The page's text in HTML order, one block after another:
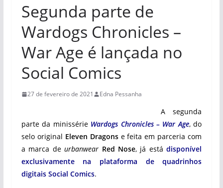
Segunda parte de
Wardogs Chronicles –
War Age é lançada no
Social Comics
27 de fevereiro de 2021 Edna Pessanha
A segunda
parte da minissérie Wardogs Chronicles – War Age, do
selo original Eleven Dragonse feita em parceria com
a marca deurbanwear Red Nose, já estádisponível
exclusivamente na plataforma de quadrinhos
digitais Social Comics.